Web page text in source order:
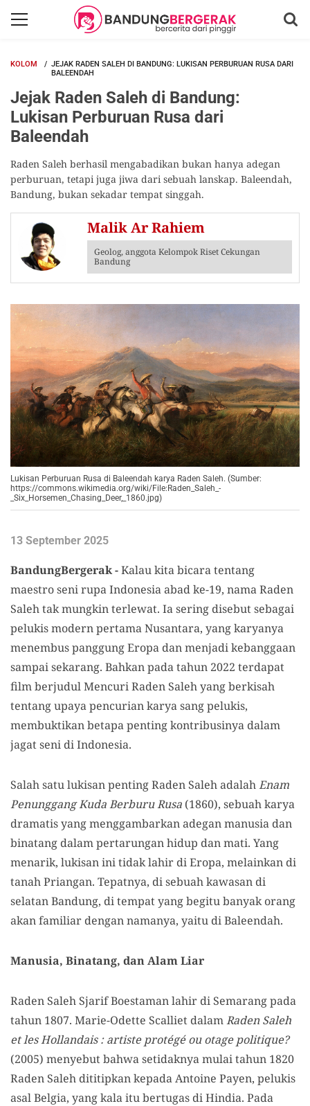
KOLOM
JEJAK RADEN SALEH DI BANDUNG: LUKISAN PERBURUAN RUSA DARI
BALEENDAH
Jejak Raden Saleh di Bandung:
Lukisan Perburuan Rusa dari
Baleendah
Raden Saleh berhasil mengabadikan bukan hanya adegan
perburuan, tetapi juga jiwa dari sebuah lanskap. Baleendah,
Bandung, bukan sekadar tempat singgah.
Malik Ar Rahiem
Geolog, anggota Kelompok Riset Cekungan
Bandung
Lukisan Perburuan Rusa di Baleendah karya Raden Saleh. (Sumber:
https://commons.wikimedia.org/wiki/File:Raden_Saleh_-
_Six_Horsemen_Chasing_Deer,_1860.jpg)
13 September 2025
BandungBergerak -Kalau kita bicara tentang
maestro seni rupa Indonesia abad ke-19, nama Raden
Saleh tak mungkin terlewat. Ia sering disebut sebagai
pelukis modern pertama Nusantara, yang karyanya
menembus panggung Eropa dan menjadi kebanggaan
sampai sekarang. Bahkan pada tahun 2022 terdapat
film berjudul Mencuri Raden Saleh yang berkisah
tentang upaya pencurian karya sang pelukis,
membuktikan betapa penting kontribusinya dalam
jagat seni di Indonesia.
Salah satu lukisan penting Raden Saleh adalahEnam
Penunggang Kuda Berburu Rusa (1860), sebuah karya
dramatis yang menggambarkan adegan manusia dan
binatang dalam pertarungan hidup dan mati. Yang
menarik, lukisan ini tidak lahir di Eropa, melainkan di
tanah Priangan. Tepatnya, di sebuah kawasan di
selatan Bandung, di tempat yang begitu banyak orang
akan familiar dengan namanya, yaitu di Baleendah.
Manusia, Binatang, dan Alam Liar
Raden Saleh Sjarif Boestaman lahir di Semarang pada
tahun 1807. Marie-Odette Scalliet dalamRaden Saleh
et les Hollandais : artiste protégé ou otage politique?
(2005) menyebut bahwa setidaknya mulai tahun 1820
Raden Saleh dititipkan kepada Antoine Payen, pelukis
asal Belgia, yang kala itu bertugas di Hindia. Pada